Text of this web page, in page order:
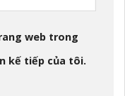
web trong
kế tiếp của tôi.